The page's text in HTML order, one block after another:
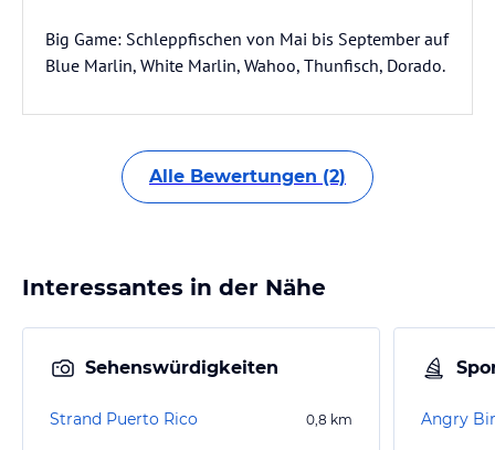
Big Game: Schleppfischen von Mai bis September auf
Blue Marlin, White Marlin, Wahoo, Thunfisch, Dorado.
Alle Bewertungen (2)
Interessantes in der Nähe
Sehenswürdigkeiten
Strand Puerto Rico 0,8 km